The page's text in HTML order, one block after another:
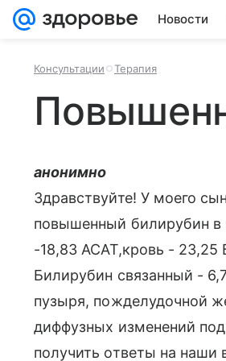
Новости
Консультации Терапия
анонимно
Здравствуйте! У моего
повышенный билирубин в
-18,83 АСАТ,кровь -
Билирубин связанный -
пузыря, пожделудочной
диффузных изменений
получить ответы на